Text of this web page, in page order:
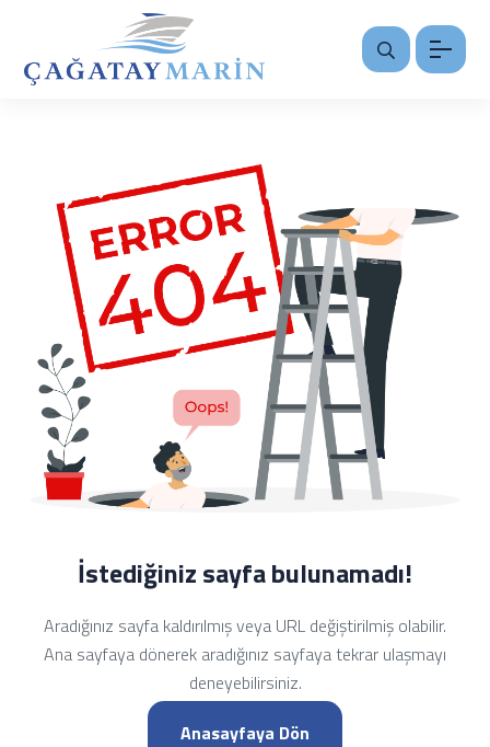
İstediğiniz sayfa bulunamadı!
Aradığınız sayfa kaldırılmış veya URL değiştirilmiş olabilir.
Ana sayfaya dönerek aradığınız sayfaya tekrar ulaşmayı
deneyebilirsiniz.
Anasayfaya Dön